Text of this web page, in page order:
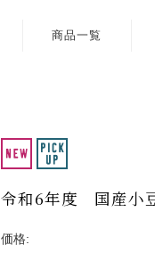
商品一覧
令和6年度 国産小
価格: